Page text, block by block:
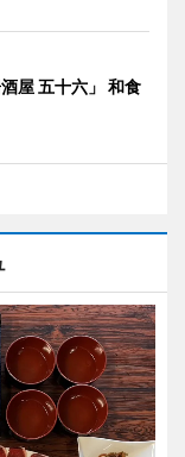
屋 五十六」 和食